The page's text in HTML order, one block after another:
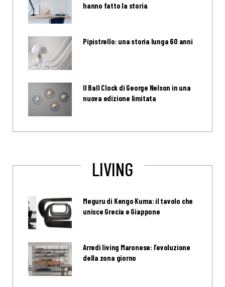
hanno fatto la storia
Pipistrello: una storia lunga 60 anni
Il Ball Clock di George Nelson in una
nuova edizione limitata
LIVING
Meguru di Kengo Kuma: il tavolo che
unisce Grecia e Giappone
Arredi living Maronese: l’evoluzione
della zona giorno